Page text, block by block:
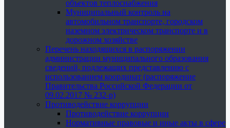
объектов теплоснабжения
Муниципальный контроль на
автомобильном транспорте, городском
наземном электрическом транспорте и в
дорожном хозяйстве
Перечень находящихся в распоряжении
администрации муниципального образования
сведений, подлежащих представлению с
использованием координат (распоряжение
Правительства Российской Федерации от
09.02.2017 № 232-р)
Противодействие коррупции
Противодействие коррупции
Нормативные правовые и иные акты в сфере